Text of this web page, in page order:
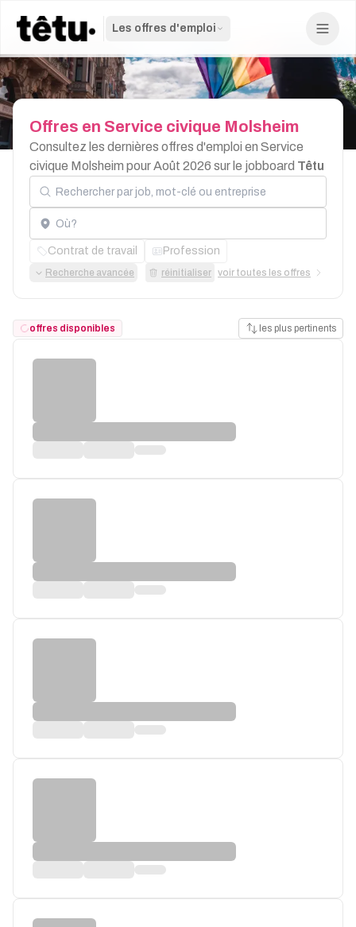
Les offres d'emploi
Offres en Service civique Molsheim
Consultez les dernières offres d'emploi en Service
civique Molsheim pour Août 2026 sur le jobboard Têtu
Rechercher par job, mot-clé ou entreprise
Localisation
Contrat de travail Profession
Recherche avancée réinitialiser voir toutes les offres
offres disponibles les plus pertinents